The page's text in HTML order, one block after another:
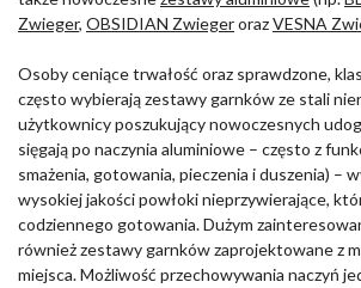
Zwieger, OBSIDIAN ZwiegerorazVESNA
Osoby ceniące trwałość oraz sprawdzone,
często wybierają zestawy garnków ze stali
użytkownicy poszukujący nowoczesnych
sięgają po naczynia aluminiowe – często z
smażenia, gotowania, pieczenia i duszenia) –
wysokiej jakości powłoki nieprzywierające,
codziennego gotowania. Dużym
również zestawy garnków zaprojektowane z
miejsca. Możliwość przechowywania naczyń